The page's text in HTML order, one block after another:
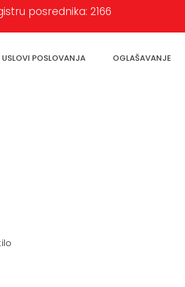
posrednika: 2166
USLOVI POSLOVANJA OGLAŠAVANJE